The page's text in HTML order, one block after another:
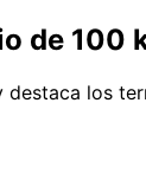
de 100
destaca los